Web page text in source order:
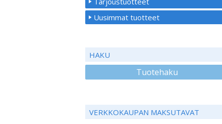
Uusimmat tuotteet
HAKU
Tuotehaku
VERKKOKAUPAN MAKSUTAVAT